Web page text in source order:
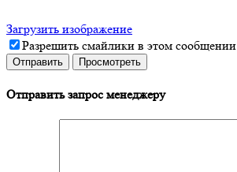
Загрузить изображение
Разрешить смайлики в этом сообщении
Отправить запрос менеджеру